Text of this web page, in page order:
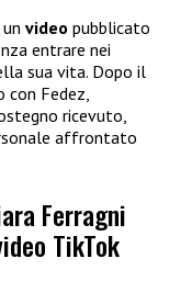
video pubblicato
entrare nei
sua vita. Dopo il
Fedez,
ricevuto,
affrontato
Ferragni
TikTok